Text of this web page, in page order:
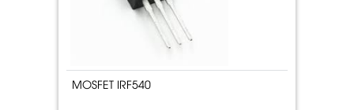
MOSFET IRF540